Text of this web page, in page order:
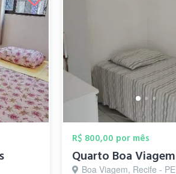
R$ 800,00 por mês
Boa Viagem, Recife - PE